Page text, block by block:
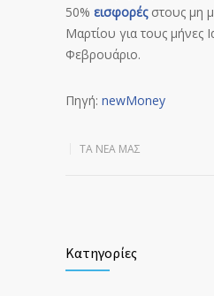
50% εισφορέςστους μη
Μαρτίου για τους μήνες
Φεβρουάριο.
Πηγή: newMoney
ΤΑ ΝΈΑ ΜΑΣ
Κατηγορίες